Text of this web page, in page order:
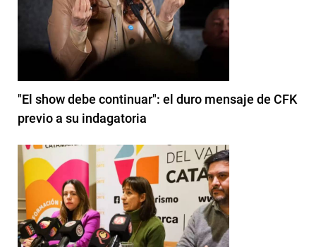
"El show debe continuar": el duro mensaje de CFK
previo a su indagatoria